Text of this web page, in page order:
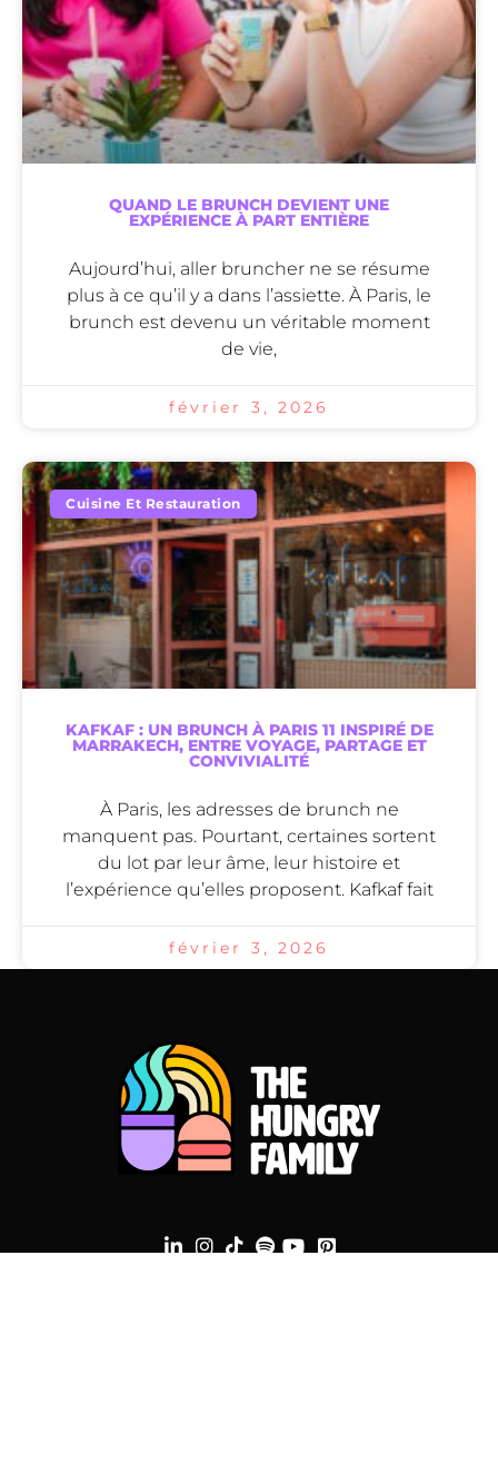
QUAND LE BRUNCH DEVIENT UNE
EXPÉRIENCE À PART ENTIÈRE
Aujourd’hui, aller bruncher ne se résume
plus à ce qu’il y a dans l’assiette. À Paris, le
brunch est devenu un véritable moment
de vie,
février 3, 2026
Cuisine Et Restauration
KAFKAF : UN BRUNCH À PARIS 11 INSPIRÉ DE
MARRAKECH, ENTRE VOYAGE, PARTAGE ET
CONVIVIALITÉ
À Paris, les adresses de brunch ne
manquent pas. Pourtant, certaines sortent
du lot par leur âme, leur histoire et
l’expérience qu’elles proposent. Kafkaf fait
février 3, 2026